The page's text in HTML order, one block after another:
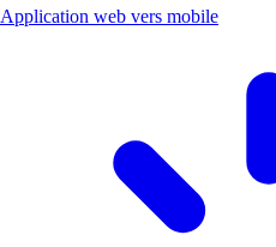
Application web vers mobile